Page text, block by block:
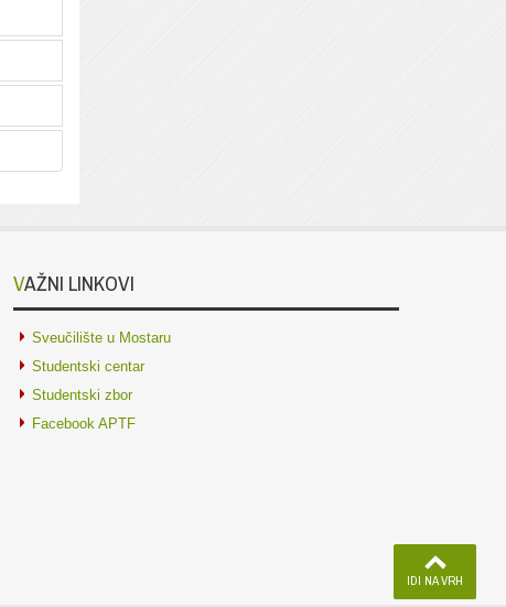
VAŽNI LINKOVI
Sveučilište u Mostaru
Studentski centar
Studentski zbor
Facebook APTF
IDI NA VRH